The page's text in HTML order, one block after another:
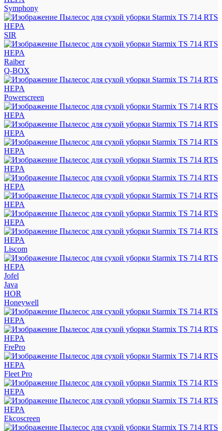
Symphony
SIR
Raiber
Q-BOX
Powerscreen
Liscom
Jofel
Java
HOR
Honeywell
FrePro
Fleet Pro
Ekcoscreen